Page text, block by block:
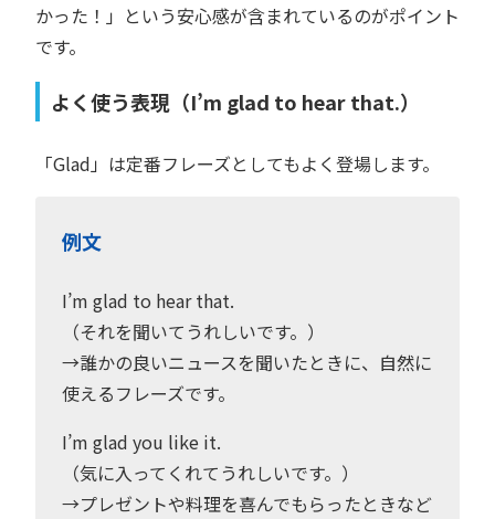
かった！」という安心感が含まれているのがポイント
です。
よく使う表現（I’m glad to hear that.）
「Glad」は定番フレーズとしてもよく登場します。
例文
I’m glad to hear that.
（それを聞いてうれしいです。）
→誰かの良いニュースを聞いたときに、自然に
使えるフレーズです。
I’m glad you like it.
（気に入ってくれてうれしいです。）
→プレゼントや料理を喜んでもらったときなど